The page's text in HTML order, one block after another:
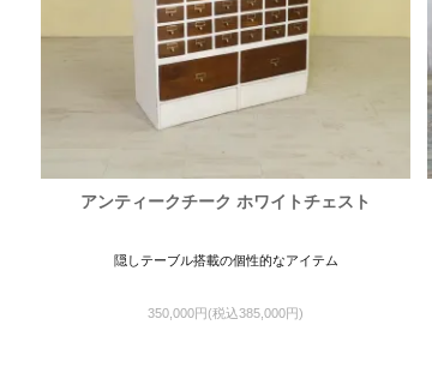
アンティークチーク ホワイトチェスト
隠しテーブル搭載の個性的なアイテム
350,000円(税込385,000円)